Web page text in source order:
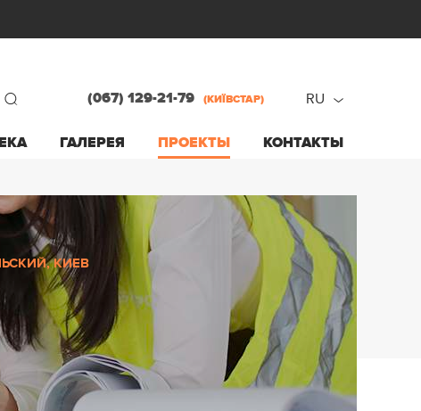
ГАЛЕРЕЯ ПРОЕКТЫ КОНТАКТЫ
(067) 129-21-79 (КИЇВСТАР)
RU
ua
КИЕВ